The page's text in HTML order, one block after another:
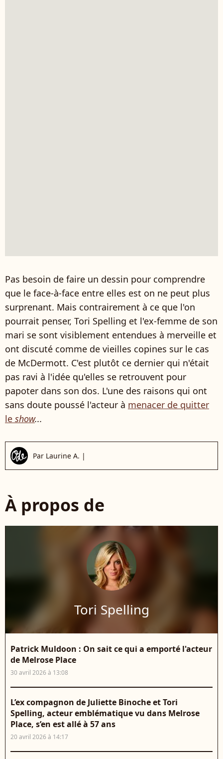
Pas besoin de faire un dessin pour comprendre
que le face-à-face entre elles est on ne peut plus
surprenant. Mais contrairement à ce que l'on
pourrait penser, Tori Spelling et l'ex-femme de son
mari se sont visiblement entendues à merveille et
ont discuté comme de vieilles copines sur le cas
de McDermott. C'est plutôt ce dernier qui n'était
pas ravi à l'idée qu'elles se retrouvent pour
papoter dans son dos. L'une des raisons qui ont
sans doute poussé l'acteur à menacer de quitter
le show...
Par Laurine A. |
À propos de
Tori Spelling
Patrick Muldoon : On sait ce qui a emporté l'acteur
de Melrose Place
30 avril 2026 à 13:08
L’ex compagnon de Juliette Binoche et Tori
Spelling, acteur emblématique vu dans Melrose
Place, s’en est allé à 57 ans
20 avril 2026 à 14:17